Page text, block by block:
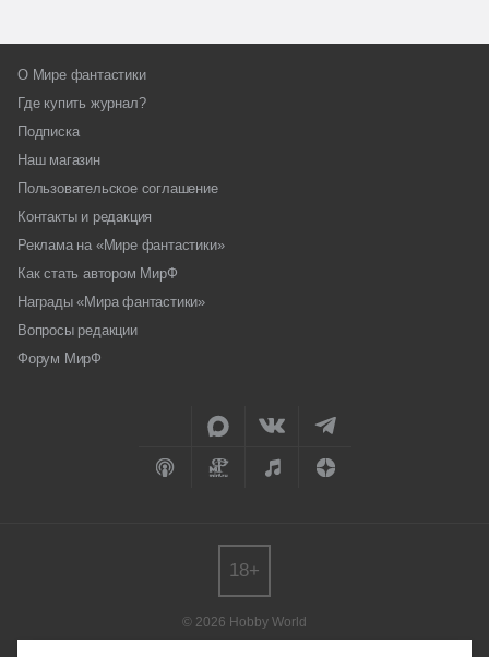
О Мире фантастики
Где купить журнал?
Подписка
Наш магазин
Пользовательское соглашение
Контакты и редакция
Реклама на «Мире фантастики»
Как стать автором МирФ
Награды «Мира фантастики»
Вопросы редакции
Форум МирФ
© 2026 Hobby World
18+